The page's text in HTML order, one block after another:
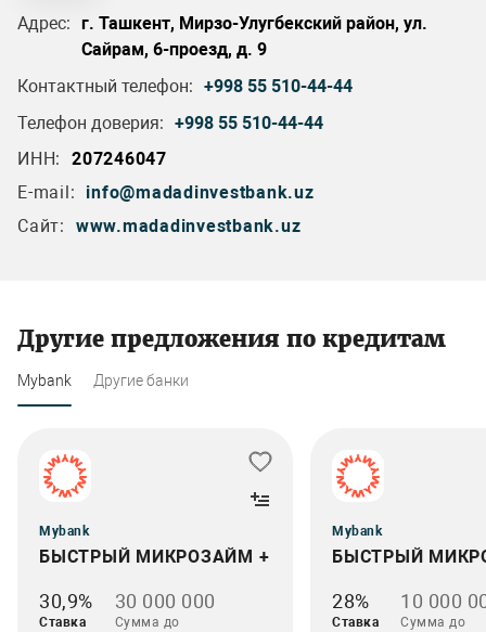
Адрес: г. Ташкент, Мирзо-Улугбекский район, ул.
Сайрам, 6-проезд, д. 9
Контактный телефон: +998 55 510-44-44
Телефон доверия: +998 55 510-44-44
ИНН:
207246047
E-mail:
info@madadinvestbank.uz
Сайт:
www.madadinvestbank.uz
Другие предложения по кредитам
Mybank Другие банки
Mybank
БЫСТРЫЙ МИКРОЗАЙМ +
30,9%
Ставка
30 000 000
Сумма до
Mybank
БЫСТРЫЙ
28%
Ставка
10 000
Сумма до